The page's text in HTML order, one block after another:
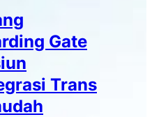
Gate
Trans